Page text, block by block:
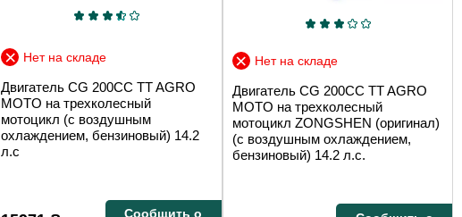
Нет на складе
Двигатель СG 200CC TT AGRO
MOTO на трехколесный
мотоцикл (с воздушным
охлаждением, бензиновый) 14.2
л.с
Сообщить о
Нет на складе
Двигатель СG 200CC TT AGRO
MOTO на трехколесный
мотоцикл ZONGSHEN (оригинал)
(с воздушным охлаждением,
бензиновый) 14.2 л.с.